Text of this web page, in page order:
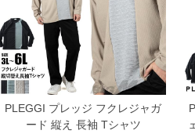
上の品が対象。1本5,999円以下の商品は有料（
出荷まで約1週間～20日間程お時間を頂く場合が
尚、裾上げした商品は返品・交換不可となりま
一部、お直しに対応出来ない商品がございま
いている、極端なデザインが施されている等)
※商品によって若干のサイズの誤差がございま
ンピュータ画面）によって、商品の色味が若
ください。
※当店での掲載商品は、実店鋪と在庫を共用
舗からのお取り寄せ等により、お客様にご
PLEGGI プレッジ フクレジャガ
ード 縦え 長袖 Tシャツ